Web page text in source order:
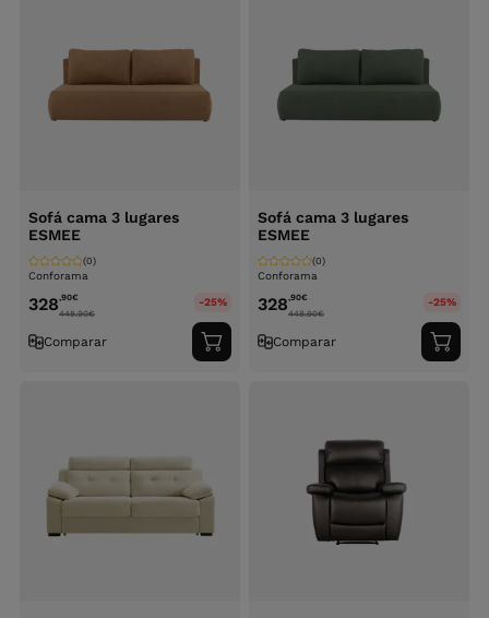
Sofá cama 3 lugares
ESMEE
Conforama
(0)
328,90€
448.90€
-25%
Comparar
Adicionar
ao
Sofá cama 3 lugares
ESMEE
Conforama
(0)
328,90€
448.90€
-25%
Comparar
ao